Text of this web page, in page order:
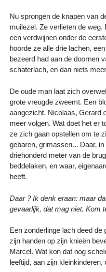
Nu sprongen de knapen van
muilezel. Ze verlieten de
een verdwijnen onder de
hoorde ze alle drie lachen,
bezeerd had aan de doornen
schaterlach, en dan niets
De oude man laat zich
grote vreugde zweemt. Een
aangezicht. Nicolaas, Gerard
meer volgen. Wat doet het er
ze zich gaan opstellen om te
gebaren, grimassen... Daar,
driehonderd meter van de
beddelaken, en waar,
heeft.
Daar ? Ik denk eraan: maar
gevaarlijk, dat mag niet. Kom
Een zonderlinge lach deed
zijn handen op zijn knieën
Marcel. Wat kon dat nog
leeftijd, aan zijn